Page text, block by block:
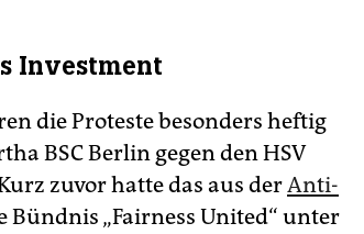
Investment
die Proteste besonders heftig
BSC Berlin gegen den HSV
zuvor hatte das aus derAnti-
Bündnis „Fairness United“ unter